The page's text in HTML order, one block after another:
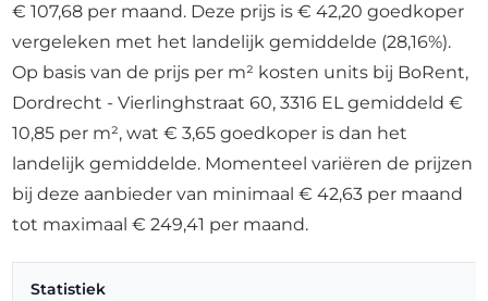
€ 107,68 per maand. Deze prijs is € 42,20 goedkoper
vergeleken met het landelijk gemiddelde (28,16%).
Op basis van de prijs per m² kosten units bij BoRent,
Dordrecht - Vierlinghstraat 60, 3316 EL gemiddeld €
10,85 per m², wat € 3,65 goedkoper is dan het
landelijk gemiddelde. Momenteel variëren de prijzen
bij deze aanbieder van minimaal € 42,63 per maand
tot maximaal € 249,41 per maand.
Statistiek